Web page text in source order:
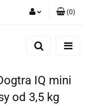
(0)
IQ mini
od 3,5 kg